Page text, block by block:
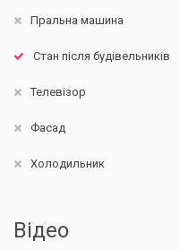
Пральна машина
Стан після будівельників
Телевізор
Фасад
Холодильник
Відео